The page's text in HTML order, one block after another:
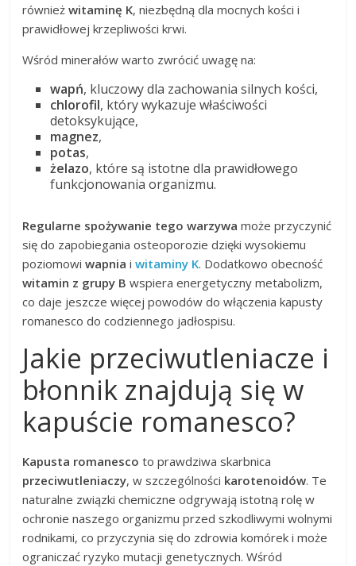
równieżwitaminę K, niezbędną dla mocnych kości i
prawidłowej krzepliwości krwi.
Wśród minerałów warto zwrócić uwagę na:
wapń, kluczowy dla zachowania silnych kości,
chlorofil, który wykazuje właściwości
detoksykujące,
magnez,
potas,
żelazo, które są istotne dla prawidłowego
funkcjonowania organizmu.
Regularne spożywanie tego warzywa może przyczynić
się do zapobiegania osteoporozie dzięki wysokiemu
poziomowiwapnia iwitaminy K. Dodatkowo obecność
witamin z grupy B wspiera energetyczny metabolizm,
co daje jeszcze więcej powodów do włączenia kapusty
romanesco do codziennego jadłospisu.
Jakie przeciwutleniacze i
błonnik znajdują się w
kapuście romanesco?
Kapusta romanesco to prawdziwa skarbnica
przeciwutleniaczy, w szczególności karotenoidów. Te
naturalne związki chemiczne odgrywają istotną rolę w
ochronie naszego organizmu przed szkodliwymi wolnymi
rodnikami, co przyczynia się do zdrowia komórek i może
ograniczać ryzyko mutacji genetycznych. Wśród